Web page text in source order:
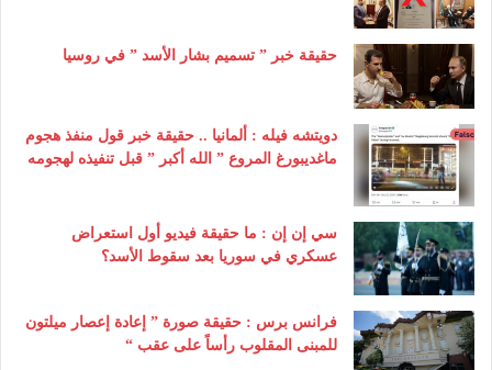
حقيقة خبر ” تسميم بشار الأسد ” في روسيا
دويتشه فيله : ألمانيا .. حقيقة خبر قول منفذ هجوم
ماغديبورغ المروع ” الله أكبر ” قبل تنفيذه لهجومه
سي إن إن : ما حقيقة فيديو أول استعراض
عسكري في سوريا بعد سقوط الأسد؟
فرانس برس : حقيقة صورة ” إعادة إعصار ميلتون
للمبنى المقلوب رأساً على عقب “